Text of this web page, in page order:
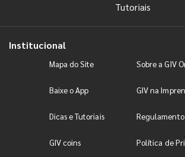
Tutoriais
Institucional
Mapa do Site Sobre a GIV
Baixe o App GIV na
Dicas e Tutoriais Regulamento
GIV coins Política de